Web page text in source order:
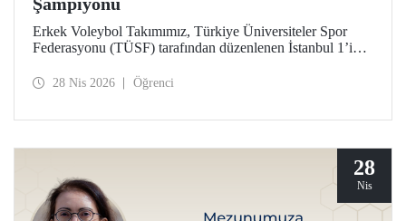
Erkek Voleybol Takımımız, Türkiye Üniversiteler Spor
Federasyonu (TÜSF) tarafından düzenlenen İstanbul 1’inci
28 Nis 2026 Öğrenci
28
Nis